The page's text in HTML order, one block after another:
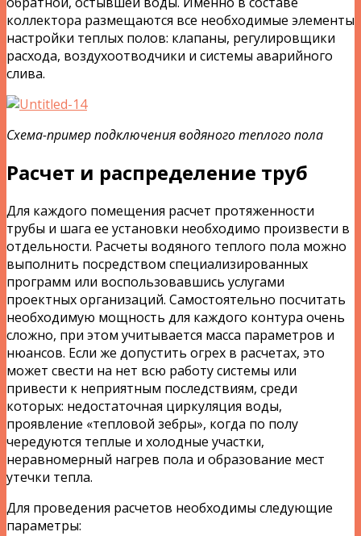
коллектора размещаются все необходимые элементы
настройки теплых полов: клапаны, регулировщики
расхода, воздухоотводчики и системы аварийного
слива.
Схема-пример подключения водяного теплого пола
Расчет и распределение труб
Для каждого помещения расчет протяженности
трубы и шага ее установки необходимо произвести в
отдельности. Расчеты водяного теплого пола можно
выполнить посредством специализированных
программ или воспользовавшись услугами
проектных организаций. Самостоятельно посчитать
необходимую мощность для каждого контура очень
сложно, при этом учитывается масса параметров и
нюансов. Если же допустить огрех в расчетах, это
может свести на нет всю работу системы или
привести к неприятным последствиям, среди
которых: недостаточная циркуляция воды,
проявление «тепловой зебры», когда по полу
чередуются теплые и холодные участки,
неравномерный нагрев пола и образование мест
утечки тепла.
Для проведения расчетов необходимы следующие
параметры: